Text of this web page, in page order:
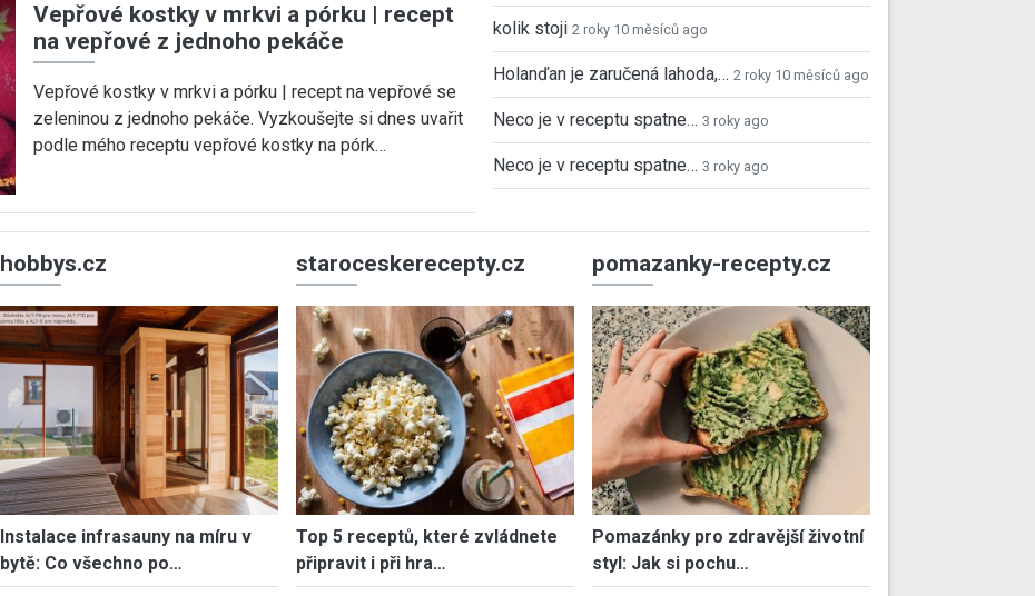
Vepřové kostky v mrkvi a pórku | recept
na vepřové z jednoho pekáče
Vepřové kostky v mrkvi a pórku | recept na vepřové se
zeleninou z jednoho pekáče. Vyzkoušejte si dnes uvařit
podle mého receptu vepřové kostky na pórk…
kolik stoji 2 roky 10 měsíců ago
Holanďan je zaručená lahoda,… 2 roky 10 měsíců ago
Neco je v receptu spatne… 3 roky ago
Neco je v receptu spatne… 3 roky ago
hobbys.cz
Instalace infrasauny na míru v
bytě: Co všechno po…
staroceskerecepty.cz
Top 5 receptů, které zvládnete
připravit i při hra…
pomazanky-recepty.cz
Pomazánky pro zdravější životní
styl: Jak si pochu…